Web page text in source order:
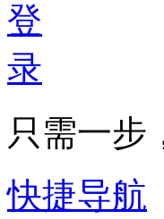
只需一步
快捷导航